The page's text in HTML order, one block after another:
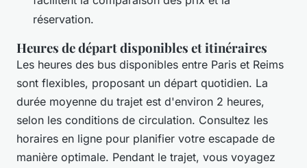
réservation.
Heures de départ disponibles et itinéraires
Les heures des bus disponibles entre Paris et Reims
sont flexibles, proposant un départ quotidien. La
durée moyenne du trajet est d'environ 2 heures,
selon les conditions de circulation. Consultez les
horaires en ligne pour planifier votre escapade de
manière optimale. Pendant le trajet, vous voyagez